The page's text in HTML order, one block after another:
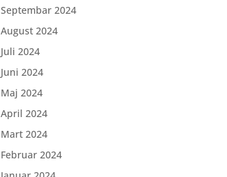
Septembar 2024
August 2024
Juli 2024
Juni 2024
Maj 2024
April 2024
Mart 2024
Februar 2024